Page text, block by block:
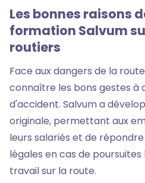
Les bonnes raisons
formation Salvum
routiers
Face aux dangers de la
connaître les bons gestes à
d'accident. Salvum a
originale, permettant aux
leurs salariés et de
légales en cas de poursuites
travail sur la route.